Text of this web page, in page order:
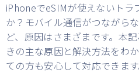
iPhoneでeSIMが使えないトラ
か？モバイル通信がつながら
ど、原因はさまざまです。本
きの主な原因と解決方法をわ
ての方も安心して対応できます